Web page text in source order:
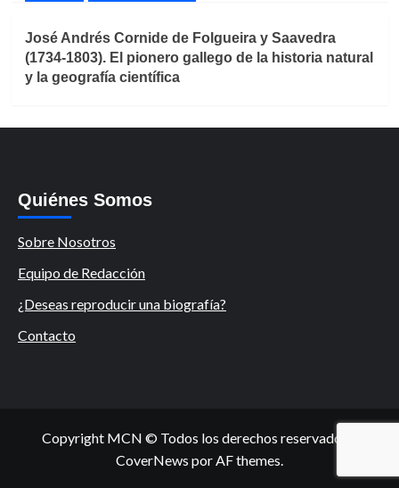
José Andrés Cornide de Folgueira y Saavedra
(1734-1803). El pionero gallego de la historia natural
y la geografía científica
Quiénes Somos
Sobre Nosotros
Equipo de Redacción
¿Deseas reproducir una biografía?
Contacto
Copyright MCN © Todos los derechos reservados.
CoverNews por AF themes.